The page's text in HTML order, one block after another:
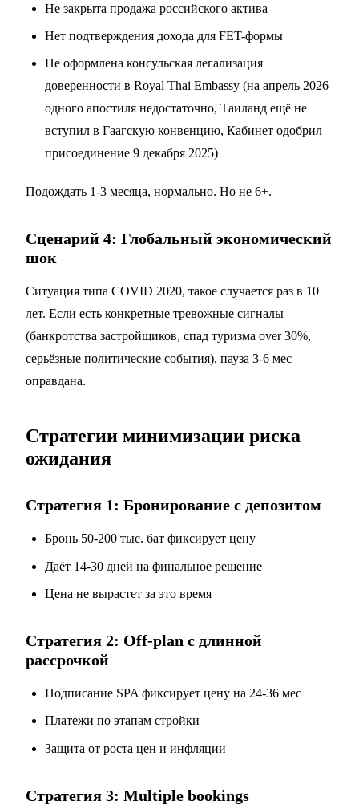
Не закрыта продажа российского актива
Нет подтверждения дохода для FET-формы
Не оформлена консульская легализация
доверенности в Royal Thai Embassy (на апрель 2026
одного апостиля недостаточно, Таиланд ещё не
вступил в Гаагскую конвенцию, Кабинет одобрил
присоединение 9 декабря 2025)
Подождать 1-3 месяца, нормально. Но не 6+.
Сценарий 4: Глобальный экономический
шок
Ситуация типа COVID 2020, такое случается раз в 10
лет. Если есть конкретные тревожные сигналы
(банкротства застройщиков, спад туризма over 30%,
серьёзные политические события), пауза 3-6 мес
оправдана.
Стратегии минимизации риска
ожидания
Стратегия 1: Бронирование с депозитом
Бронь 50-200 тыс. бат фиксирует цену
Даёт 14-30 дней на финальное решение
Цена не вырастет за это время
Стратегия 2: Off-plan c длинной
рассрочкой
Подписание SPA фиксирует цену на 24-36 мес
Платежи по этапам стройки
Защита от роста цен и инфляции
Стратегия 3: Multiple bookings